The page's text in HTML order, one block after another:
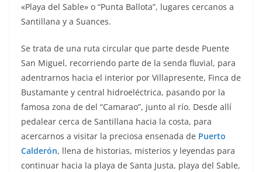
«Playa del Sable» o “Punta Ballota”, lugares cercanos a
Santillana y a Suances.
Se trata de una ruta circular que parte desde Puente
San Miguel, recorriendo parte de la senda fluvial, para
adentrarnos hacia el interior por Villapresente, Finca de
Bustamante y central hidroeléctrica, pasando por la
famosa zona de del “Camarao”, junto al río. Desde allí
pedalear cerca de Santillana hacia la costa, para
acercarnos a visitar la preciosa ensenada de Puerto
Calderón, llena de historias, misterios y leyendas para
continuar hacia la playa de Santa Justa, playa del Sable,